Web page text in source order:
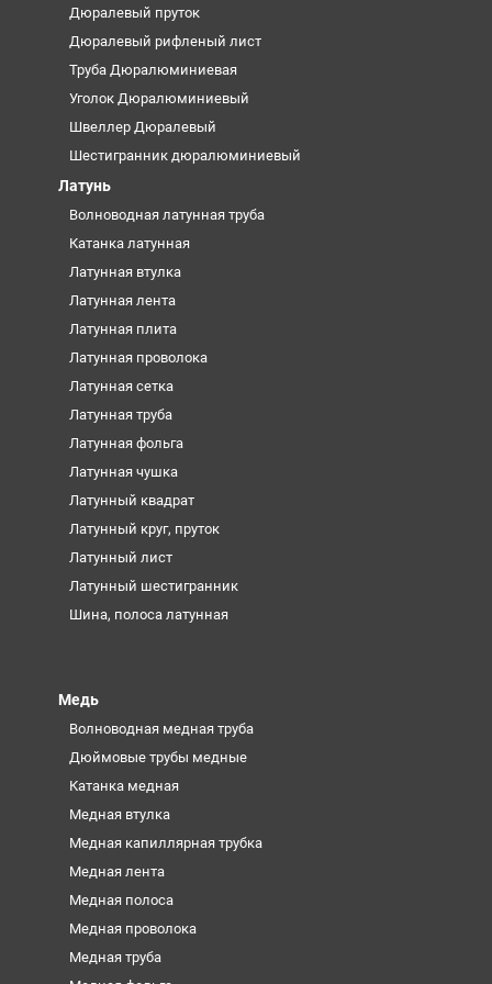
Дюралевый пруток
Дюралевый рифленый лист
Труба Дюралюминиевая
Уголок Дюралюминиевый
Швеллер Дюралевый
Шестигранник дюралюминиевый
Латунь
Волноводная латунная труба
Катанка латунная
Латунная втулка
Латунная лента
Латунная плита
Латунная проволока
Латунная сетка
Латунная труба
Латунная фольга
Латунная чушка
Латунный квадрат
Латунный круг, пруток
Латунный лист
Латунный шестигранник
Шина, полоса латунная
Медь
Волноводная медная труба
Дюймовые трубы медные
Катанка медная
Медная втулка
Медная капиллярная трубка
Медная лента
Медная полоса
Медная проволока
Медная труба